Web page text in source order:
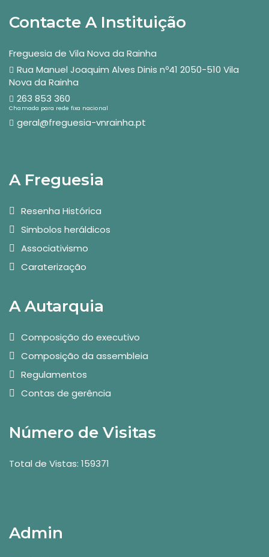
Contacte A Instituição
Freguesia de Vila Nova da Rainha
Rua Manuel Joaquim Alves Dinis nº41 2050-510 Vila
Nova da Rainha
263 853 360
Chamada para rede fixa nacional
geral@freguesia-vnrainha.pt
A Freguesia
Resenha Histórica
Simbolos heráldicos
Associativismo
Caraterização
A Autarquia
Composição do executivo
Composição da assembleia
Regulamentos
Contas de gerência
Número de Visitas
Total de Vistas: 159371
Admin